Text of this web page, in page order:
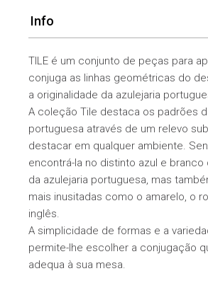
Info
TILE é um conjunto de peças para
conjuga as linhas geométricas do
a originalidade da azulejaria
A coleção Tile destaca os padrões
portuguesa através de um relevo
destacar em qualquer ambiente.
encontrá-la no distinto azul e
da azulejaria portuguesa, mas
mais inusitadas como o amarelo, o
inglês.
A simplicidade de formas e a
permite-lhe escolher a conjugação
adequa à sua mesa.